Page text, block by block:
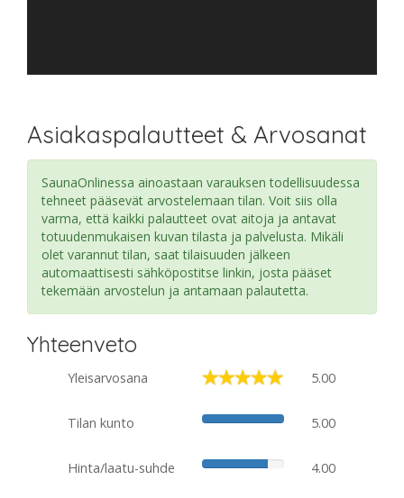
Asiakaspalautteet & Arvosanat
SaunaOnlinessa ainoastaan varauksen todellisuudessa
tehneet pääsevät arvostelemaan tilan. Voit siis olla
varma, että kaikki palautteet ovat aitoja ja antavat
totuudenmukaisen kuvan tilasta ja palvelusta. Mikäli
olet varannut tilan, saat tilaisuuden jälkeen
automaattisesti sähköpostitse linkin, josta pääset
tekemään arvostelun ja antamaan palautetta.
Yhteenveto
Yleisarvosana 5.00
Tilan kunto 5.00
Hinta/laatu-suhde 4.00